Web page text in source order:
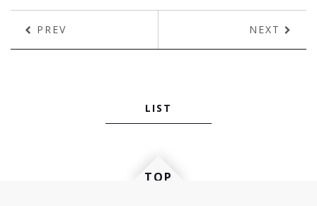
PREV NEXT
LIST
TOP